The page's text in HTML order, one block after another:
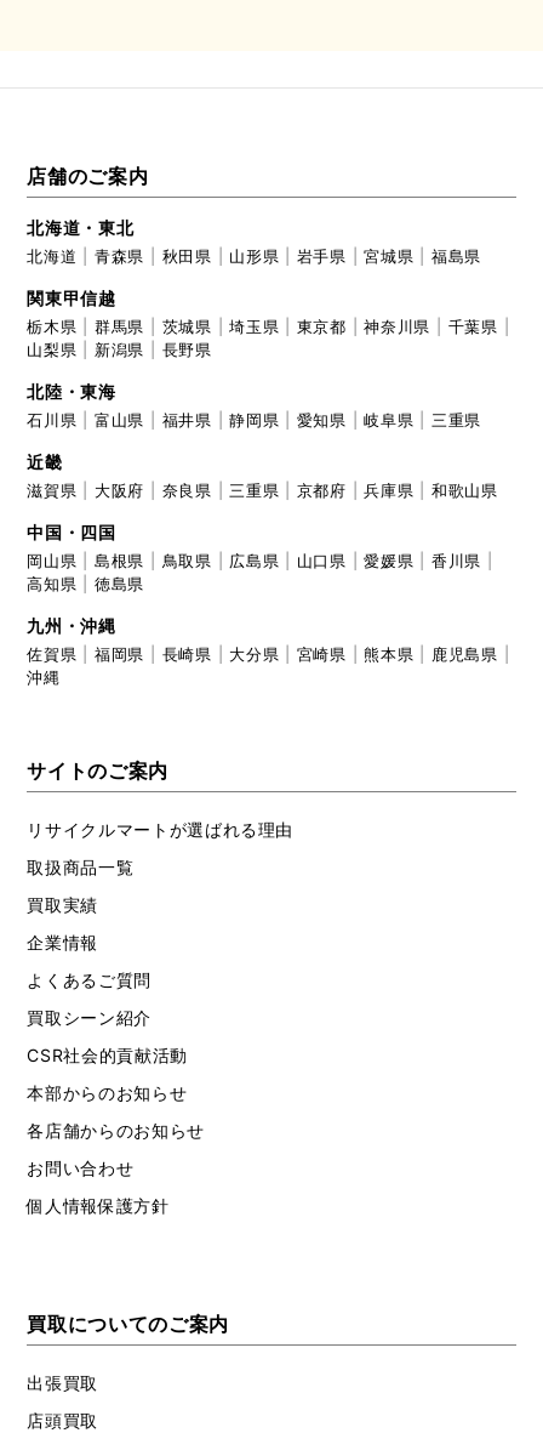
店舗のご案内
北海道・東北
北海道
青森県 秋田県 山形県 岩手県 宮城県 福島県
関東甲信越
栃木県
群馬県 茨城県 埼玉県 東京都 神奈川県
千葉県
山梨県
新潟県 長野県
北陸・東海
石川県
富山県 福井県 静岡県 愛知県 岐阜県 三重県
近畿
滋賀県
大阪府 奈良県 三重県 京都府 兵庫県 和歌山県
中国・四国
岡山県
島根県 鳥取県 広島県 山口県 愛媛県
香川県
高知県
徳島県
九州・沖縄
佐賀県
福岡県 長崎県 大分県 宮崎県 熊本県
鹿児島県
沖縄
サイトのご案内
リサイクルマートが選ばれる理由
取扱商品一覧
買取実績
企業情報
よくあるご質問
買取シーン紹介
CSR社会的貢献活動
本部からのお知らせ
各店舗からのお知らせ
お問い合わせ
個人情報保護方針
買取についてのご案内
出張買取
店頭買取